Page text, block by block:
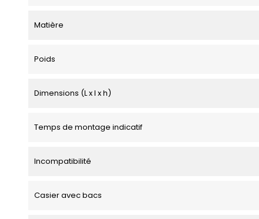
Matière
Poids
Dimensions (L x l x h)
Temps de montage indicatif
Incompatibilité
Casier avec bacs